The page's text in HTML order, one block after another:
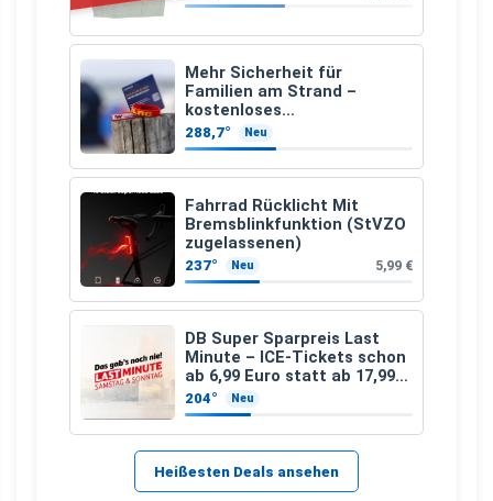
Mehr Sicherheit für
Familien am Strand –
kostenloses
Kindersuchband der DLRG
288,7° Neu
Fahrrad Rücklicht Mit
Bremsblinkfunktion (StVZO
zugelassenen)
237° Neu 5,99 €
DB Super Sparpreis Last
Minute – ICE-Tickets schon
ab 6,99 Euro statt ab 17,99
Euro
204° Neu
Heißesten Deals ansehen